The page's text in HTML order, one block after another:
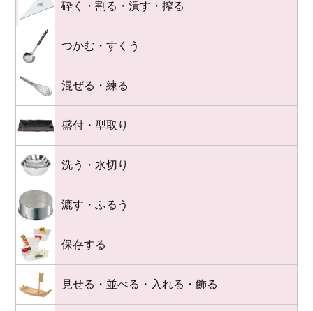
砕く・割る・潰す・搾る
つかむ・すくう
混ぜる・練る
盛付・型取り
洗う・水切り
漉す・ふるう
保存する
見せる・並べる・入れる・飾る